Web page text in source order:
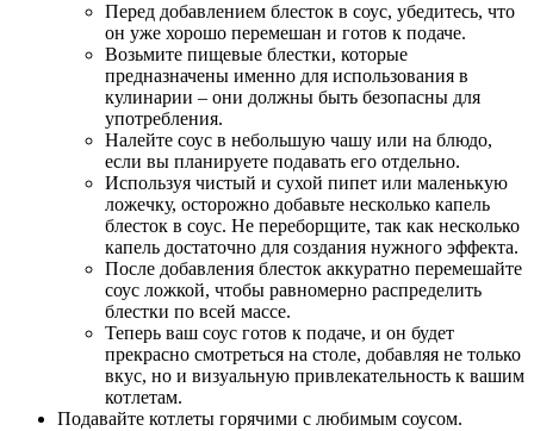
Перед добавлением блесток в соус, убедитесь, что
он уже хорошо перемешан и готов к подаче.
Возьмите пищевые блестки, которые
предназначены именно для использования в
кулинарии – они должны быть безопасны для
употребления.
Налейте соус в небольшую чашу или на блюдо,
если вы планируете подавать его отдельно.
Используя чистый и сухой пипет или маленькую
ложечку, осторожно добавьте несколько капель
блесток в соус. Не переборщите, так как несколько
капель достаточно для создания нужного эффекта.
После добавления блесток аккуратно перемешайте
соус ложкой, чтобы равномерно распределить
блестки по всей массе.
Теперь ваш соус готов к подаче, и он будет
прекрасно смотреться на столе, добавляя не только
вкус, но и визуальную привлекательность к вашим
котлетам.
Подавайте котлеты горячими с любимым соусом.